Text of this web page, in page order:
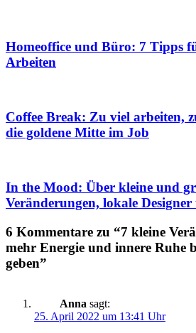
Homeoffice und Büro: 7 Tipps
Arbeiten
Coffee Break: Zu viel arbeiten,
die goldene Mitte im Job
In the Mood: Über kleine und
Veränderungen, lokale
6 Kommentare zu “7 kleine
mehr Energie und innere Ruhe
geben”
Anna sagt:
25. April 2022 um 13:41 Uhr